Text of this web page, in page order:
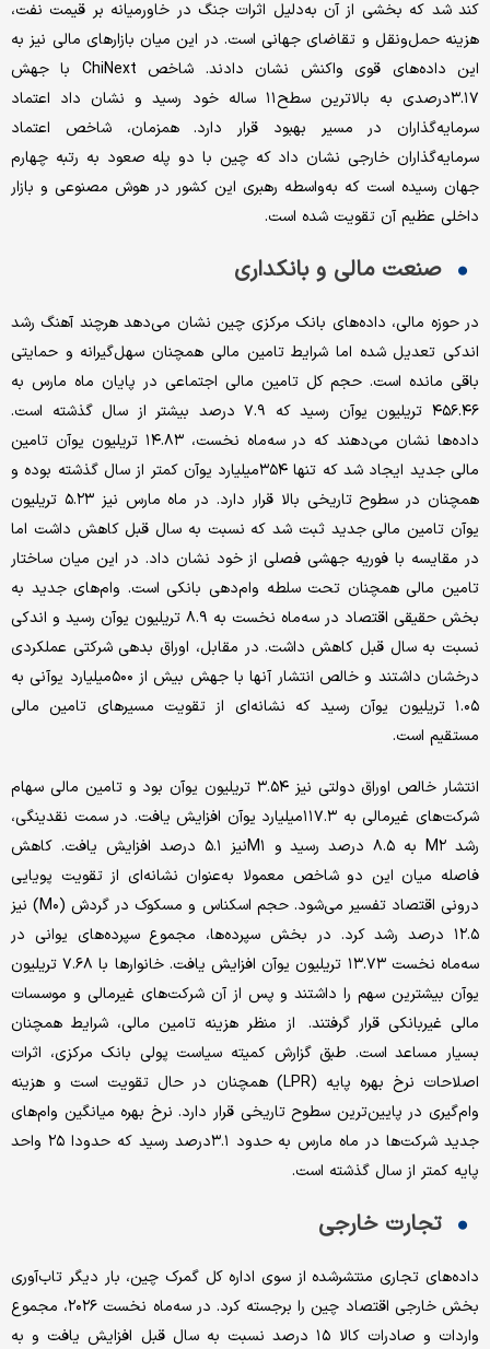
کند شد که بخشی از آن به‌دلیل اثرات جنگ در خاورمیانه بر قیمت نفت،
هزینه حمل‌ونقل و تقاضای جهانی است. در این میان بازارهای مالی نیز به
این داده‌های قوی واکنش نشان دادند. شاخص ChiNext با جهش
۳.۱۷درصدی به بالاترین سطح۱۱ ساله خود رسید و نشان داد اعتماد
سرمایه‌گذاران در مسیر بهبود قرار دارد. همزمان، شاخص اعتماد
سرمایه‌گذاران خارجی نشان داد که چین با دو پله صعود به رتبه چهارم
جهان رسیده است که به‌واسطه رهبری این کشور در هوش مصنوعی و بازار
داخلی عظیم آن تقویت شده است.
صنعت مالی و بانکداری
در حوزه مالی، داده‌های بانک مرکزی چین نشان می‌دهد هرچند آهنگ رشد
اندکی تعدیل شده اما شرایط تامین مالی همچنان سهل‌گیرانه و حمایتی
باقی مانده است. حجم کل تامین مالی اجتماعی در پایان ماه مارس به
۴۵۶.۴۶ تریلیون یوآن رسید که ۷.۹ درصد بیشتر از سال گذشته است.
داده‌ها نشان می‌دهند که در سه‌ماه نخست، ۱۴.۸۳ تریلیون یوآن تامین
مالی جدید ایجاد شد که تنها ۳۵۴‌میلیارد یوآن کمتر از سال گذشته بوده و
همچنان در سطوح تاریخی بالا قرار دارد. در ماه مارس نیز ۵.۲۳ تریلیون
یوآن تامین مالی جدید ثبت شد که نسبت به سال قبل کاهش داشت اما
در مقایسه با فوریه جهشی فصلی از خود نشان داد. در این میان ساختار
تامین مالی همچنان تحت سلطه وام‌دهی بانکی است. وام‌های جدید به
بخش حقیقی اقتصاد در سه‌ماه نخست به ۸.۹ تریلیون یوآن رسید و اندکی
نسبت به سال قبل کاهش داشت. در مقابل، اوراق بدهی شرکتی عملکردی
درخشان داشتند و خالص انتشار آنها با جهش بیش از ۵۰۰‌میلیارد یوآنی به
۱.۰۵ تریلیون یوآن رسید که نشانه‌ای از تقویت مسیرهای تامین مالی
مستقیم است.
انتشار خالص اوراق دولتی نیز ۳.۵۴ تریلیون یوآن بود و تامین مالی سهام
شرکت‌های غیرمالی به ۱۱۷.۳‌میلیارد یوآن افزایش یافت. در سمت نقدینگی،
رشد M۲ به ۸.۵ درصد رسید و M۱نیز ۵.۱ درصد افزایش یافت. کاهش
فاصله میان این دو شاخص معمولا به‌عنوان نشانه‌ای از تقویت پویایی
درونی اقتصاد تفسیر می‌شود. حجم اسکناس و مسکوک در گردش (M۰) نیز
۱۲.۵ درصد رشد کرد. در بخش سپرده‌ها، مجموع سپرده‌های یوانی در
سه‌ماه نخست ۱۳.۷۳ تریلیون یوآن افزایش یافت. خانوارها با ۷.۶۸ تریلیون
یوآن بیشترین سهم را داشتند و پس از آن شرکت‌های غیرمالی و موسسات
مالی غیربانکی قرار گرفتند. از منظر هزینه تامین مالی، شرایط همچنان
بسیار مساعد است. طبق گزارش کمیته سیاست پولی بانک مرکزی، اثرات
اصلاحات نرخ بهره پایه (LPR) همچنان در حال تقویت است و هزینه
وام‌گیری در پایین‌ترین سطوح تاریخی قرار دارد. نرخ بهره میانگین وام‌های
جدید شرکت‌ها در ماه مارس به حدود ۳.۱درصد رسید که حدودا ۲۵ واحد
پایه کمتر از سال گذشته است.
تجارت خارجی
داده‌های تجاری منتشرشده از سوی اداره کل گمرک چین، بار دیگر تاب‌آوری
بخش خارجی اقتصاد چین را برجسته کرد. در سه‌ماه نخست ۲۰۲۶، مجموع
واردات و صادرات کالا ۱۵ درصد نسبت به سال قبل افزایش یافت و به